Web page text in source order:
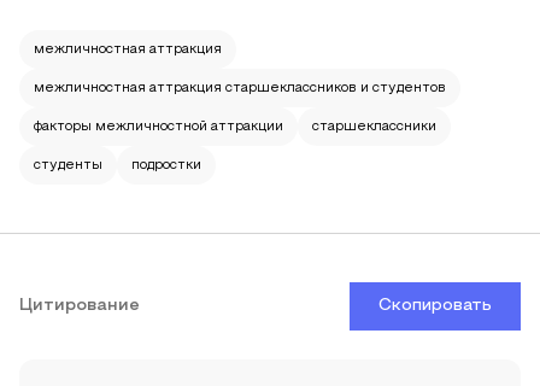
межличностная аттракция
межличностная аттракция старшеклассников и студентов
факторы межличностной аттракции старшеклассники
студенты подростки
Цитирование Скопировать